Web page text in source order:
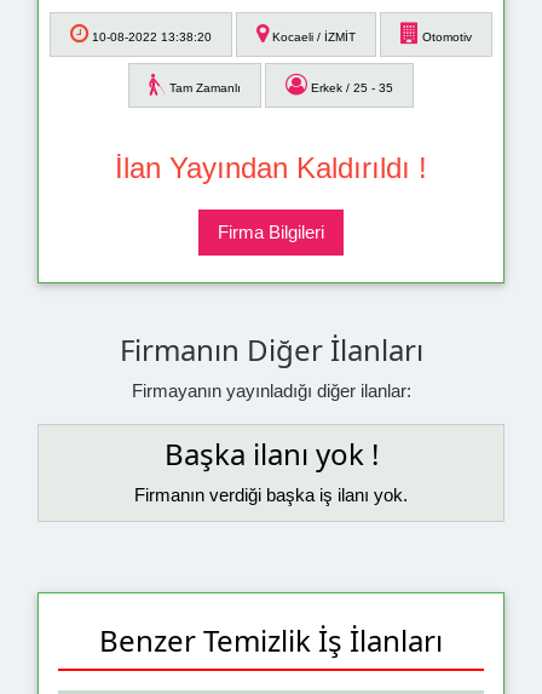
10-08-2022 13:38:20 Kocaeli / İZMİT Otomotiv
Tam Zamanlı Erkek / 25 - 35
İlan Yayından Kaldırıldı !
Firma Bilgileri
Firmanın Diğer İlanları
Firmayanın yayınladığı diğer ilanlar:
Başka ilanı yok !
Firmanın verdiği başka iş ilanı yok.
Benzer Temizlik İş İlanları